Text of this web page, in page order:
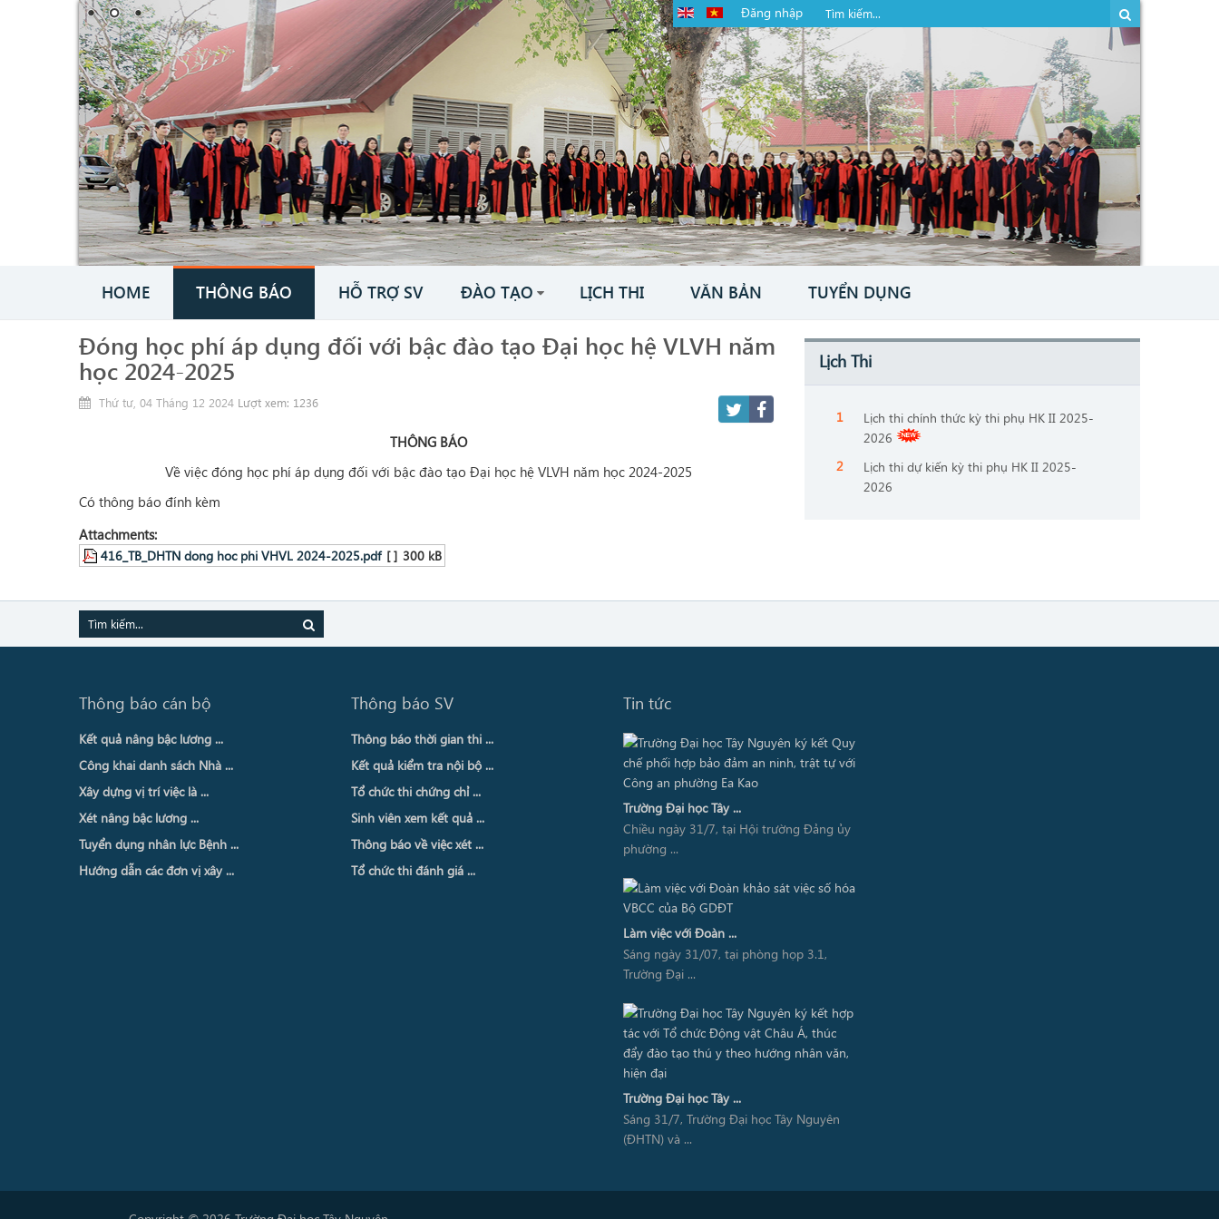
Đăng nhập
HOME THÔNG BÁO HỖ TRỢ SV ĐÀO TẠO LỊCH THI VĂN BẢN TUYỂN DỤNG
Đóng học phí áp dụng đối với bậc đào tạo Đại học hệ VLVH năm
học 2024-2025
Thứ tư, 04 Tháng 12 2024 Lượt xem: 1236
THÔNG BÁO
Về việc đóng học phí áp dụng đối với bậc đào tạo Đại học hệ VLVH năm học 2024-2025
Có thông báo đính kèm
Attachments:
416_TB_DHTN dong hoc phi VHVL 2024-2025.pdf [ ] 300 kB
Lịch Thi
Lịch thi chính thức kỳ thi phụ HK II 2025-
2026
Lịch thi dự kiến kỳ thi phụ HK II 2025-
2026
Thông báo cán bộ
Kết quả nâng bậc lương ...
Công khai danh sách Nhà ...
Xây dựng vị trí việc là ...
Xét nâng bậc lương ...
Tuyển dụng nhân lực Bệnh ...
Hướng dẫn các đơn vị xây ...
Thông báo SV
Thông báo thời gian thi ...
Kết quả kiểm tra nội bộ ...
Tổ chức thi chứng chỉ ...
Sinh viên xem kết quả ...
Thông báo về việc xét ...
Tổ chức thi đánh giá ...
Tin tức
Trường Đại học Tây ...
Chiều ngày 31/7, tại Hội trường Đảng ủy
phường ...
Làm việc với Đoàn ...
Sáng ngày 31/07, tại phòng họp 3.1,
Trường Đại ...
Trường Đại học Tây ...
Sáng 31/7, Trường Đại học Tây Nguyên
(ĐHTN) và ...